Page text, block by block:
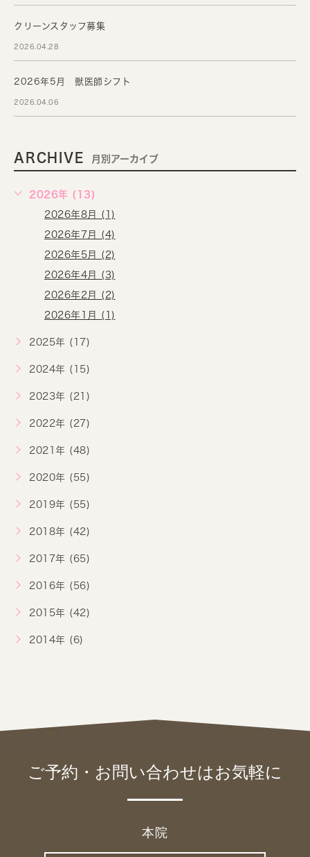
クリーンスタッフ募集
2026.04.28
2026年5月 獣医師シフト
2026.04.06
ARCHIVE 月別アーカイブ
2026年 (13)
2026年8月 (1)
2026年7月 (4)
2026年5月 (2)
2026年4月 (3)
2026年2月 (2)
2026年1月 (1)
2025年 (17)
2024年 (15)
2023年 (21)
2022年 (27)
2021年 (48)
2020年 (55)
2019年 (55)
2018年 (42)
2017年 (65)
2016年 (56)
2015年 (42)
2014年 (6)
ご予約・お問い合わせはお気軽に
本院